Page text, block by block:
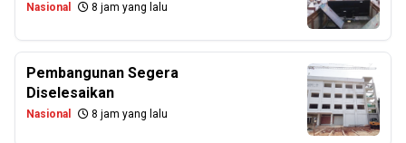
Nasional 8 jam yang lalu
Pembangunan Segera
Diselesaikan
Nasional 8 jam yang lalu